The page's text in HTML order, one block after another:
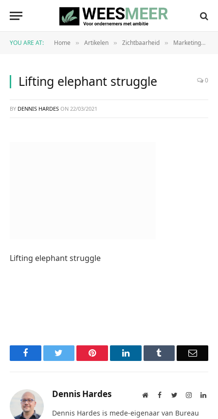
YOU ARE AT: Home » Artikelen » Zichtbaarheid » Marketing
Lifting elephant struggle 0
BY DENNIS HARDES ON 22/03/2021
Lifting elephant struggle
Facebook Pinterest LinkedIn Email
Dennis Hardes WebsiteFacebook
TwitterInstagram
Dennis Hardes is mede-eigenaar van Bureau